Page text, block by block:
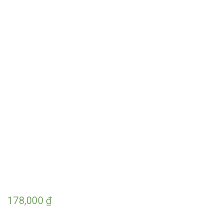
178,000 ₫